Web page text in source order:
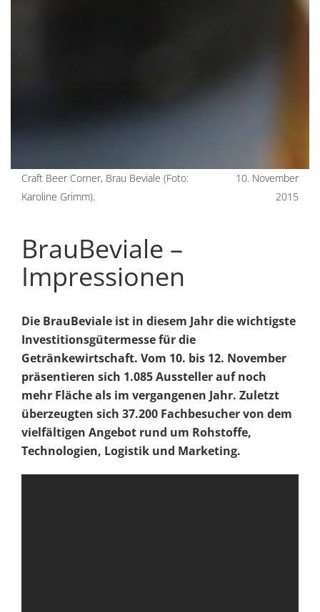
Craft Beer Corner, Brau Beviale (Foto:
Karoline Grimm).
10. November
2015
BrauBeviale –
Impressionen
Die BrauBeviale ist in diesem Jahr die wichtigste
Investitionsgütermesse für die
Getränkewirtschaft. Vom 10. bis 12. November
präsentieren sich 1.085 Aussteller auf noch
mehr Fläche als im vergangenen Jahr. Zuletzt
überzeugten sich 37.200 Fachbesucher von dem
vielfältigen Angebot rund um Rohstoffe,
Technologien, Logistik und Marketing.